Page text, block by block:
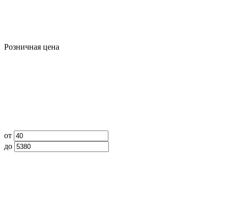
Розничная цена
от
до